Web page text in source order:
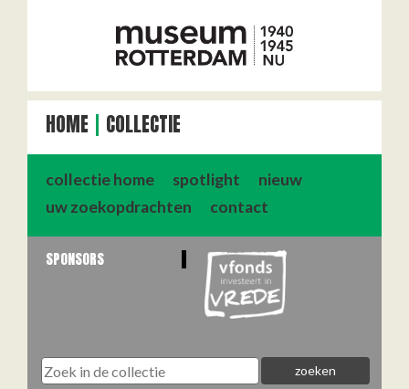
HOME COLLECTIE
collectie home spotlight
nieuw
uw zoekopdrachten
contact
SPONSORS